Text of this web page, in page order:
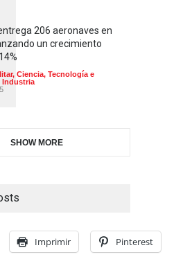
206 aeronaves en
un crecimiento
, Ciencia, Tecnología e
Industria
SHOW MORE
Imprimir Pinterest